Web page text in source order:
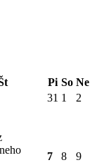
Pi So Ne
31 1 2
7 8 9